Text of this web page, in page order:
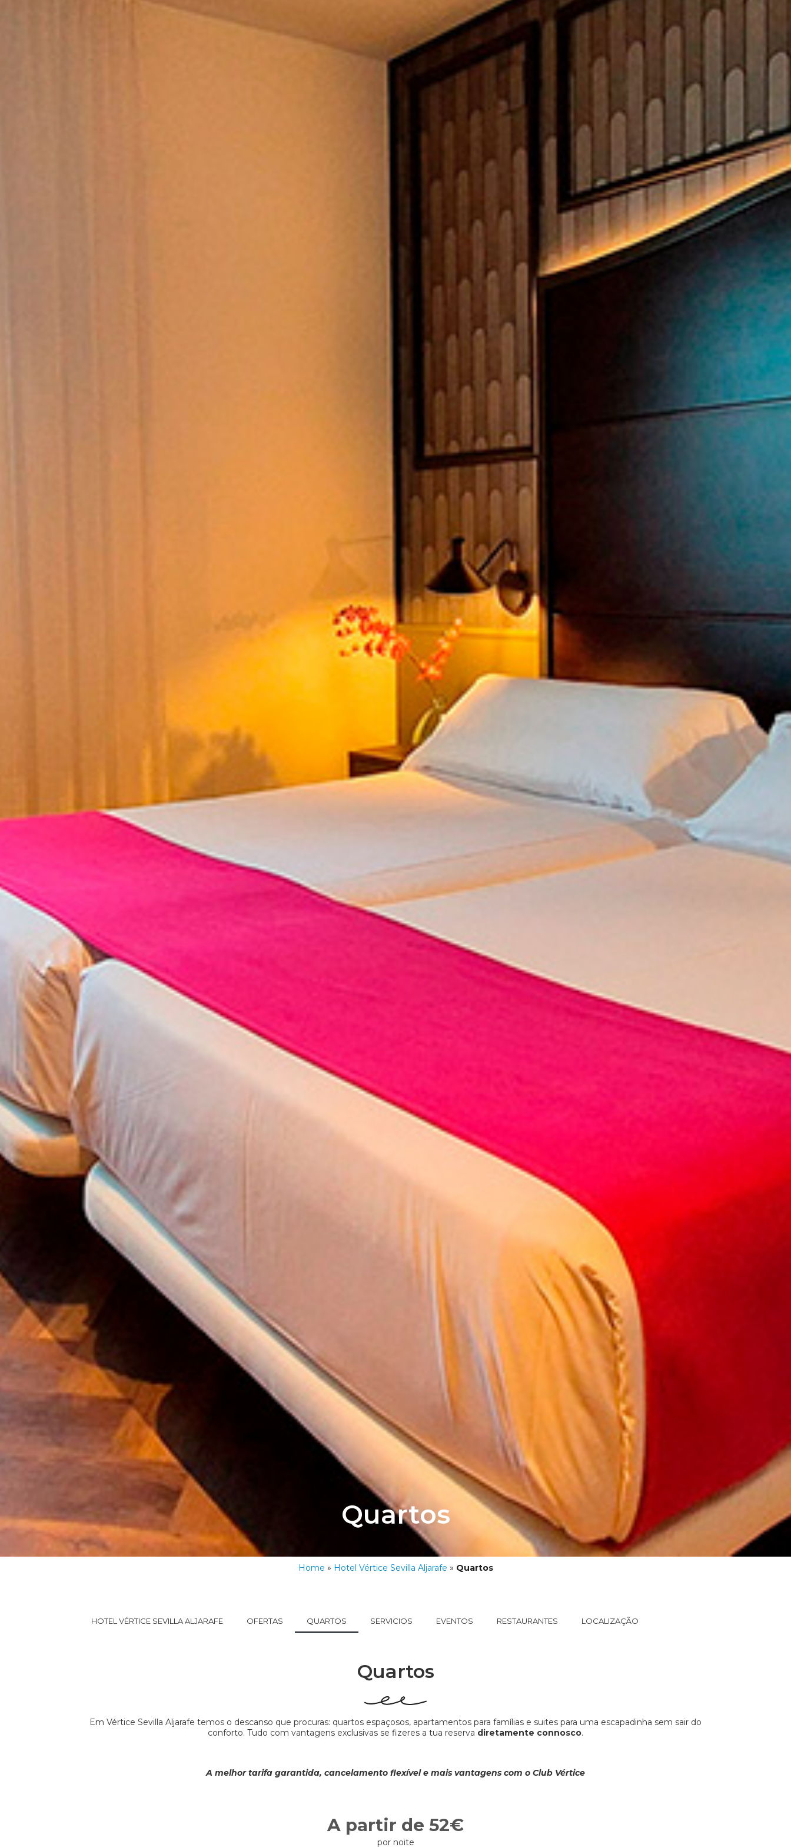
Quartos
Home » Hotel Vértice Sevilla Aljarafe » Quartos
HOTEL VÉRTICE SEVILLA ALJARAFE OFERTAS QUARTOS SERVICIOS EVENTOS RESTAURANTES LOCALIZAÇÃO
Quartos
Em Vértice Sevilla Aljarafe temos o descanso que procuras: quartos espaçosos, apartamentos para famílias e suites para uma escapadinha sem sair do
conforto. Tudo com vantagens exclusivas se fizeres a tua reserva diretamente connosco.
A melhor tarifa garantida, cancelamento flexível e mais vantagens com o Club Vértice
A partir de 52€
por noite